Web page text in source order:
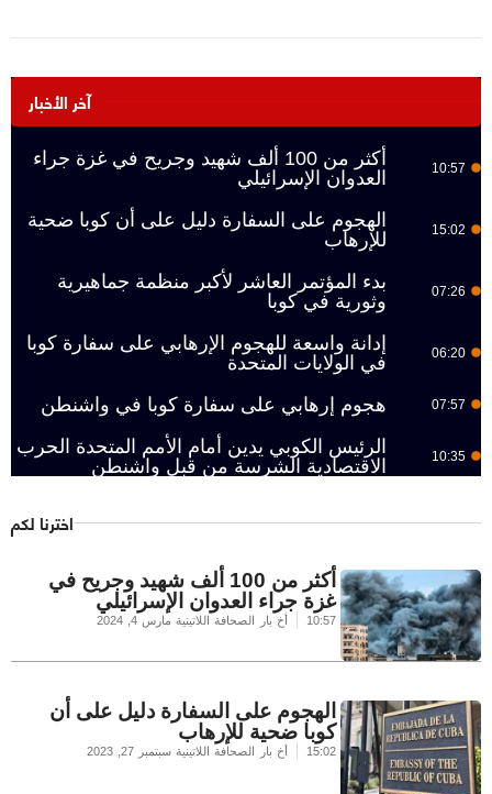
آخر الأخبار
10:57
أكثر من 100 ألف شهيد وجريح في غزة جراء
العدوان الإسرائيلي
15:02
الهجوم على السفارة دليل على أن كوبا ضحية
للإرهاب
07:26
بدء المؤتمر العاشر لأكبر منظمة جماهيرية
وثورية في كوبا
06:20
إدانة واسعة للهجوم الإرهابي على سفارة كوبا
في الولايات المتحدة
07:57 هجوم إرهابي على سفارة كوبا في واشنطن
10:35
الرئيس الكوبي يدين أمام الأمم المتحدة الحرب
الاقتصادية الشرسة من قبل واشنطن
اخترنا لكم
أكثر من 100 ألف شهيد وجريح في
غزة جراء العدوان الإسرائيلي
10:57 أخ بار الصحافة اللاتينية مارس 4, 2024
الهجوم على السفارة دليل على أن
كوبا ضحية للإرهاب
15:02 أخ بار الصحافة اللاتينية سبتمبر 27, 2023